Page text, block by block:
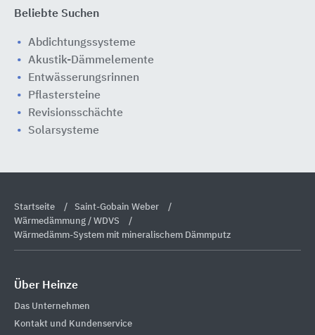
Beliebte Suchen
Abdichtungssysteme
Akustik-Dämmelemente
Entwässerungsrinnen
Pflastersteine
Revisionsschächte
Solarsysteme
Startseite
Saint-Gobain Weber
Wärmedämmung / WDVS
Wärmedämm-System mit mineralischem Dämmputz
Über Heinze
Das Unternehmen
Kontakt und Kundenservice